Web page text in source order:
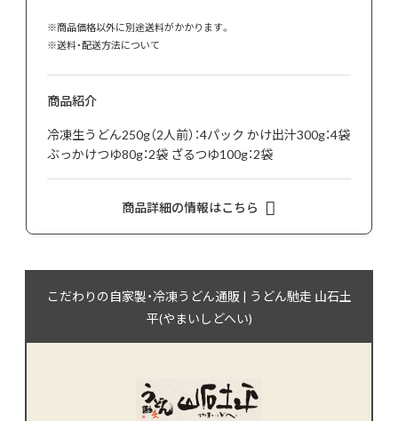
※商品価格以外に別途送料がかかります。
※送料・配送方法について
商品紹介
冷凍生うどん250g（2人前）：4パック かけ出汁300g：4袋
ぶっかけつゆ80g：2袋 ざるつゆ100g：2袋
商品詳細の情報はこちら
こだわりの自家製・冷凍うどん通販 | うどん馳走 山石土
平(やまいしどへい)